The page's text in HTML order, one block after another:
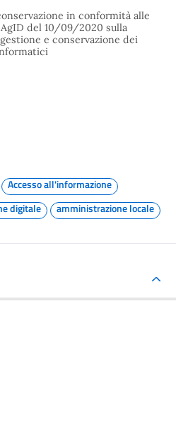
in conformità alle
del 10/09/2020 sulla
e conservazione dei
Accesso all'informazione
digitale amministrazione locale